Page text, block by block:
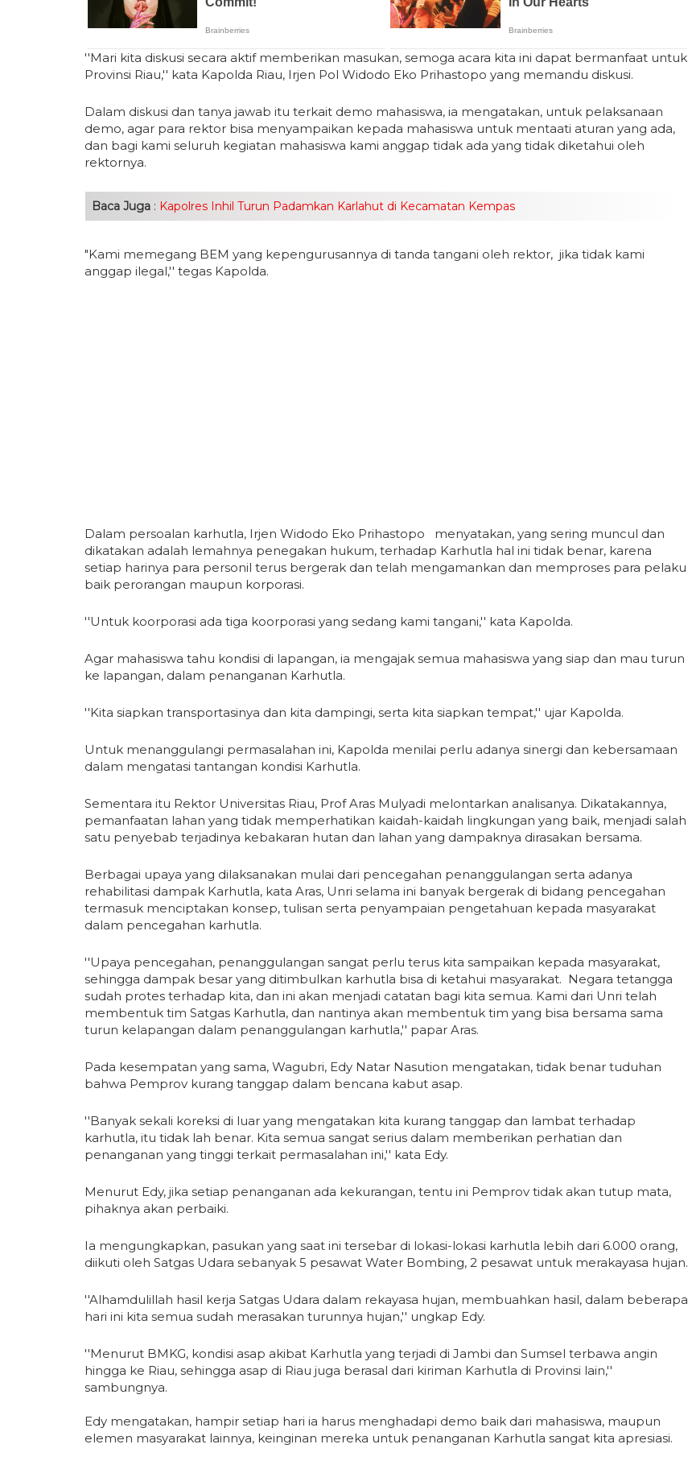
''Mari kita diskusi secara aktif memberikan masukan, semoga acara kita ini dapat bermanfaat untuk
Provinsi Riau,'' kata Kapolda Riau, Irjen Pol Widodo Eko Prihastopo yang memandu diskusi.
Dalam diskusi dan tanya jawab itu terkait demo mahasiswa, ia mengatakan, untuk pelaksanaan
demo, agar para rektor bisa menyampaikan kepada mahasiswa untuk mentaati aturan yang ada,
dan bagi kami seluruh kegiatan mahasiswa kami anggap tidak ada yang tidak diketahui oleh
rektornya.
Baca Juga : Kapolres Inhil Turun Padamkan Karlahut di Kecamatan Kempas
"Kami memegang BEM yang kepengurusannya di tanda tangani oleh rektor, jika tidak kami
anggap ilegal,'' tegas Kapolda.
Dalam persoalan karhutla, Irjen Widodo Eko Prihastopo menyatakan, yang sering muncul dan
dikatakan adalah lemahnya penegakan hukum, terhadap Karhutla hal ini tidak benar, karena
setiap harinya para personil terus bergerak dan telah mengamankan dan memproses para pelaku
baik perorangan maupun korporasi.
''Untuk koorporasi ada tiga koorporasi yang sedang kami tangani,'' kata Kapolda.
Agar mahasiswa tahu kondisi di lapangan, ia mengajak semua mahasiswa yang siap dan mau turun
ke lapangan, dalam penanganan Karhutla.
''Kita siapkan transportasinya dan kita dampingi, serta kita siapkan tempat,'' ujar Kapolda.
Untuk menanggulangi permasalahan ini, Kapolda menilai perlu adanya sinergi dan kebersamaan
dalam mengatasi tantangan kondisi Karhutla.
Sementara itu Rektor Universitas Riau, Prof Aras Mulyadi melontarkan analisanya. Dikatakannya,
pemanfaatan lahan yang tidak memperhatikan kaidah-kaidah lingkungan yang baik, menjadi salah
satu penyebab terjadinya kebakaran hutan dan lahan yang dampaknya dirasakan bersama.
Berbagai upaya yang dilaksanakan mulai dari pencegahan penanggulangan serta adanya
rehabilitasi dampak Karhutla, kata Aras, Unri selama ini banyak bergerak di bidang pencegahan
termasuk menciptakan konsep, tulisan serta penyampaian pengetahuan kepada masyarakat
dalam pencegahan karhutla.
''Upaya pencegahan, penanggulangan sangat perlu terus kita sampaikan kepada masyarakat,
sehingga dampak besar yang ditimbulkan karhutla bisa di ketahui masyarakat. Negara tetangga
sudah protes terhadap kita, dan ini akan menjadi catatan bagi kita semua. Kami dari Unri telah
membentuk tim Satgas Karhutla, dan nantinya akan membentuk tim yang bisa bersama sama
turun kelapangan dalam penanggulangan karhutla,'' papar Aras.
Pada kesempatan yang sama, Wagubri, Edy Natar Nasution mengatakan, tidak benar tuduhan
bahwa Pemprov kurang tanggap dalam bencana kabut asap.
''Banyak sekali koreksi di luar yang mengatakan kita kurang tanggap dan lambat terhadap
karhutla, itu tidak lah benar. Kita semua sangat serius dalam memberikan perhatian dan
penanganan yang tinggi terkait permasalahan ini,'' kata Edy.
Menurut Edy, jika setiap penanganan ada kekurangan, tentu ini Pemprov tidak akan tutup mata,
pihaknya akan perbaiki.
Ia mengungkapkan, pasukan yang saat ini tersebar di lokasi-lokasi karhutla lebih dari 6.000 orang,
diikuti oleh Satgas Udara sebanyak 5 pesawat Water Bombing, 2 pesawat untuk merakayasa hujan.
''Alhamdulillah hasil kerja Satgas Udara dalam rekayasa hujan, membuahkan hasil, dalam beberapa
hari ini kita semua sudah merasakan turunnya hujan,'' ungkap Edy.
''Menurut BMKG, kondisi asap akibat Karhutla yang terjadi di Jambi dan Sumsel terbawa angin
hingga ke Riau, sehingga asap di Riau juga berasal dari kiriman Karhutla di Provinsi lain,''
sambungnya.
Edy mengatakan, hampir setiap hari ia harus menghadapi demo baik dari mahasiswa, maupun
elemen masyarakat lainnya, keinginan mereka untuk penanganan Karhutla sangat kita apresiasi.